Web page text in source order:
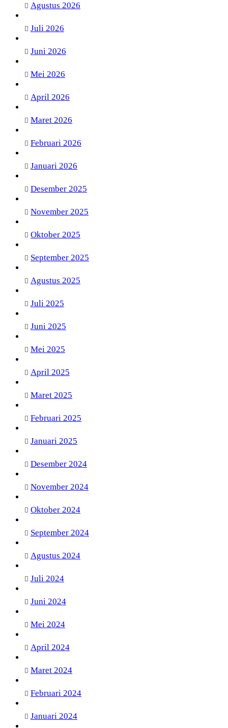
Agustus 2026
Juli 2026
Juni 2026
Mei 2026
April 2026
Maret 2026
Februari 2026
Januari 2026
Desember 2025
November 2025
Oktober 2025
September 2025
Agustus 2025
Juli 2025
Juni 2025
Mei 2025
April 2025
Maret 2025
Februari 2025
Januari 2025
Desember 2024
November 2024
Oktober 2024
September 2024
Agustus 2024
Juli 2024
Juni 2024
Mei 2024
April 2024
Maret 2024
Februari 2024
Januari 2024